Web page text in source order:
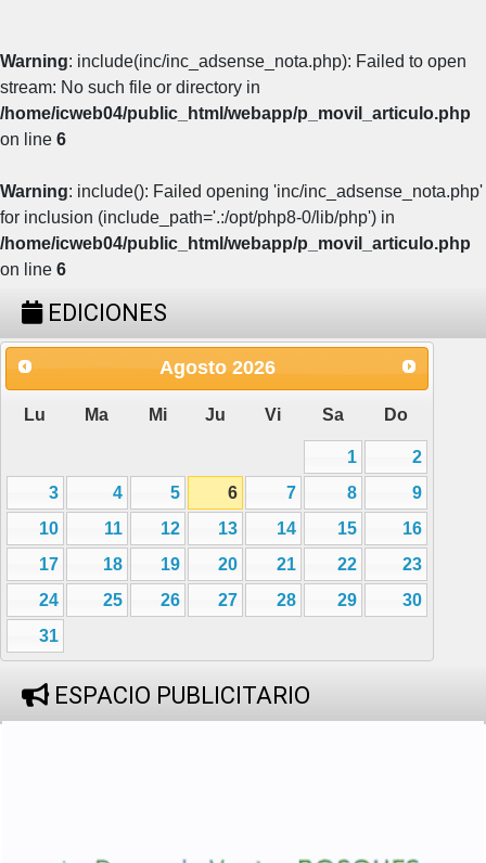
Warning: include(inc/inc_adsense_nota.php): Failed to open
stream: No such file or directory in
/home/icweb04/public_html/webapp/p_movil_articulo.php
on line 6
Warning: include(): Failed opening 'inc/inc_adsense_nota.php'
for inclusion (include_path='.:/opt/php8-0/lib/php') in
/home/icweb04/public_html/webapp/p_movil_articulo.php
on line 6
EDICIONES
Agosto 2026
Lu Ma Mi Ju Vi Sa Do
1
2
3
4 5 6 7 8
9
10
11 12 13 14 15
16
17
18 19 20 21 22
23
24
25 26 27 28 29
30
31
ESPACIO PUBLICITARIO